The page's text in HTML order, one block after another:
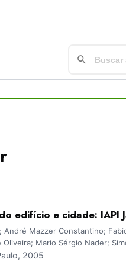
edifício e cidade: IAPI
Mazzer Constantino;
Mario Sérgio Nader;
2005